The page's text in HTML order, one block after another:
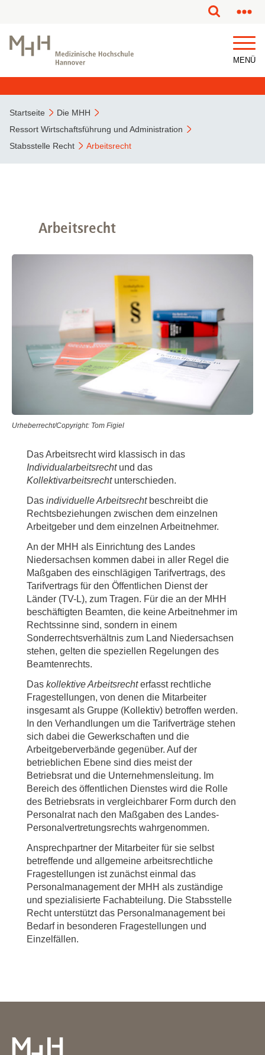
MENÜ
Startseite
Die MHH
Ressort Wirtschaftsführung und Administration
Stabsstelle Recht
Arbeitsrecht
Arbeitsrecht
Urheberrecht/Copyright: Tom Figiel
Das Arbeitsrecht wird klassisch in das
Individualarbeitsrechtund das
Kollektivarbeitsrechtunterschieden.
Das individuelle Arbeitsrechtbeschreibt die
Rechtsbeziehungen zwischen dem einzelnen
Arbeitgeber und dem einzelnen Arbeitnehmer.
An der MHH als Einrichtung des Landes
Niedersachsen kommen dabei in aller Regel die
Maßgaben des einschlägigen Tarifvertrags, des
Tarifvertrags für den Öffentlichen Dienst der
Länder (TV-L), zum Tragen. Für die an der MHH
beschäftigten Beamten, die keine Arbeitnehmer im
Rechtssinne sind, sondern in einem
Sonderrechtsverhältnis zum Land Niedersachsen
stehen, gelten die speziellen Regelungen des
Beamtenrechts.
Das kollektive Arbeitsrechterfasst rechtliche
Fragestellungen, von denen die Mitarbeiter
insgesamt als Gruppe (Kollektiv) betroffen werden.
In den Verhandlungen um die Tarifverträge stehen
sich dabei die Gewerkschaften und die
Arbeitgeberverbände gegenüber. Auf der
betrieblichen Ebene sind dies meist der
Betriebsrat und die Unternehmensleitung. Im
Bereich des öffentlichen Dienstes wird die Rolle
des Betriebsrats in vergleichbarer Form durch den
Personalrat nach den Maßgaben des Landes-
Personalvertretungsrechts wahrgenommen.
Ansprechpartner der Mitarbeiter für sie selbst
betreffende und allgemeine arbeitsrechtliche
Fragestellungen ist zunächst einmal das
Personalmanagement der MHH als zuständige
und spezialisierte Fachabteilung. Die Stabsstelle
Recht unterstützt das Personalmanagement bei
Bedarf in besonderen Fragestellungen und
Einzelfällen.